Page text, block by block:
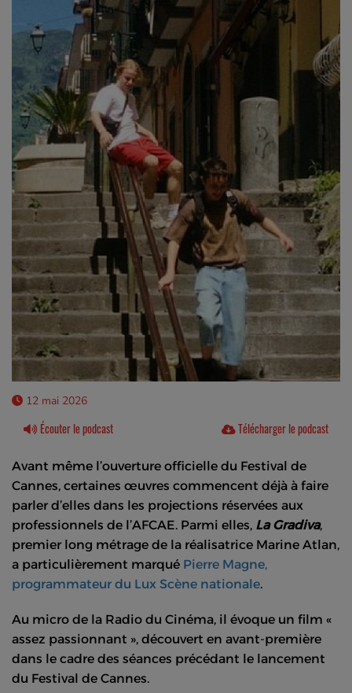
12 mai 2026
Écouter le podcast Télécharger le podcast
Avant même l’ouverture officielle du Festival de
Cannes, certaines œuvres commencent déjà à faire
parler d’elles dans les projections réservées aux
professionnels de l’AFCAE. Parmi elles, La Gradiva,
premier long métrage de la réalisatrice Marine Atlan,
a particulièrement marqué Pierre Magne,
programmateur du Lux Scène nationale.
Au micro de la Radio du Cinéma, il évoque un film «
assez passionnant », découvert en avant-première
dans le cadre des séances précédant le lancement
du Festival de Cannes.